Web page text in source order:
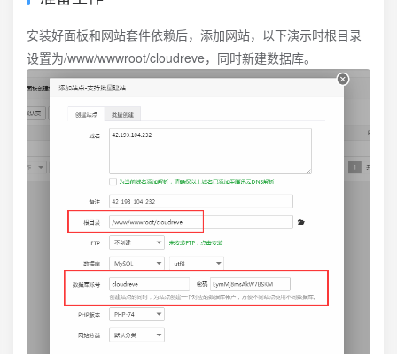
安装好面板和网站套件依赖后，添加网站，以下演示时根目录
设置为/www/wwwroot/cloudreve，同时新建数据库。